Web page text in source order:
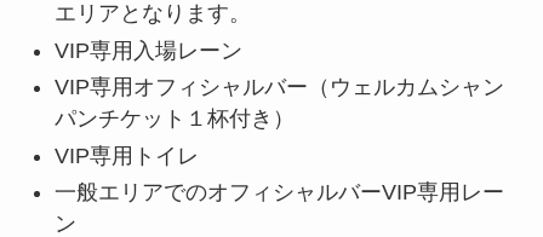
エリアとなります。
VIP専用入場レーン
VIP専用オフィシャルバー（ウェルカムシャン
パンチケット１杯付き）
VIP専用トイレ
一般エリアでのオフィシャルバーVIP専用レー
ン